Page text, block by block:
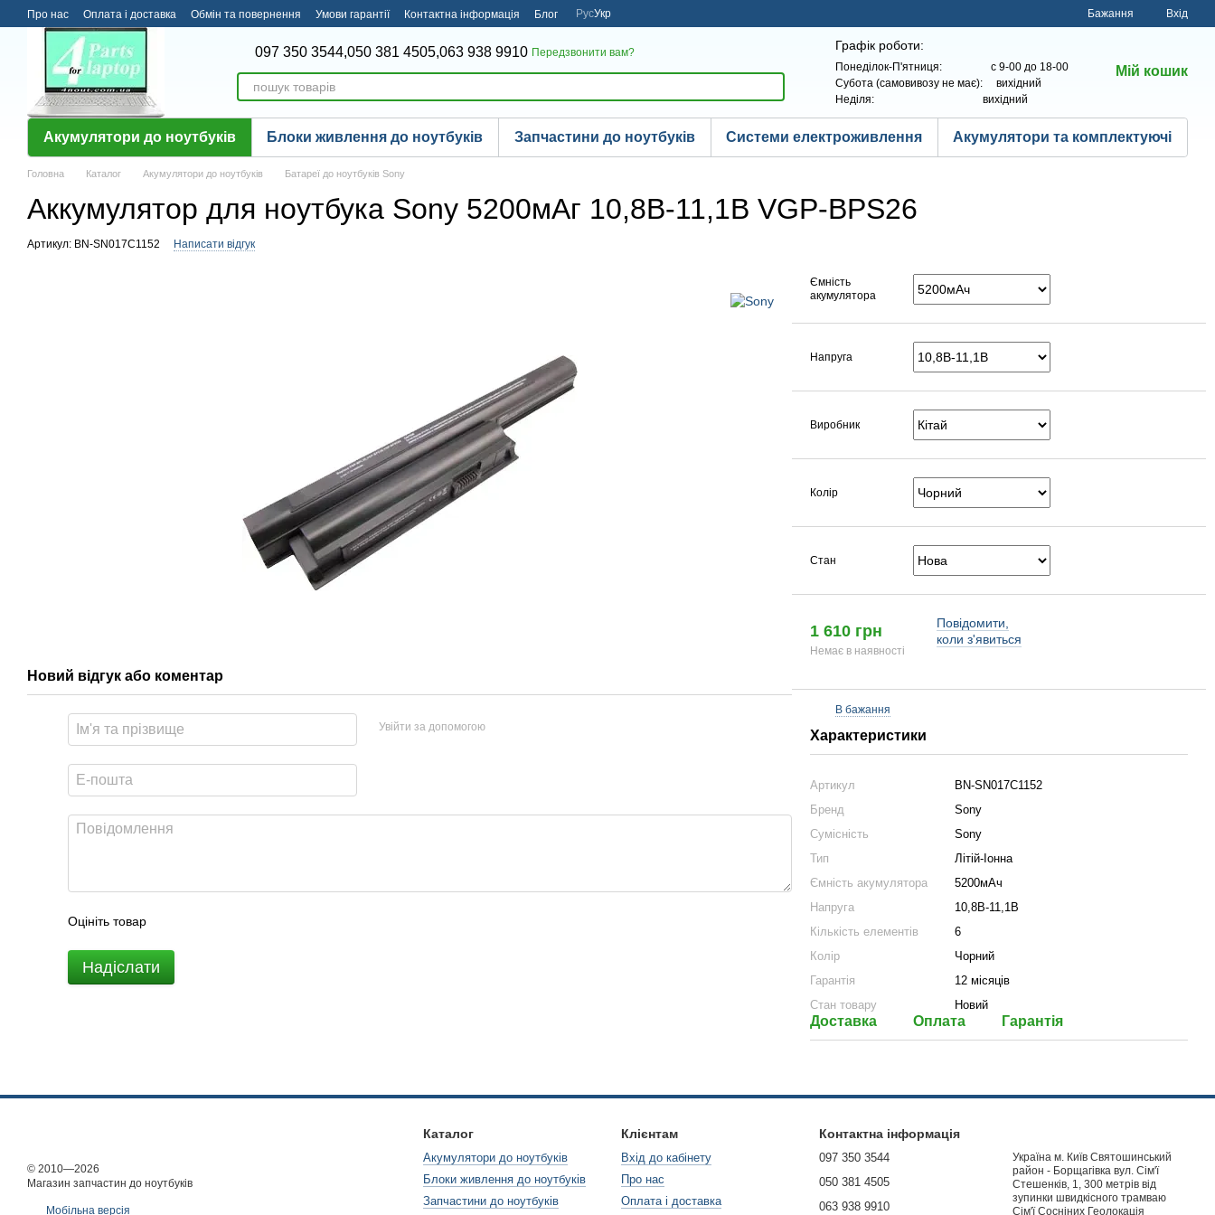
Перейти до основного контенту
Про нас Оплата і доставка Обмін та повернення Умови гарантії Контактна інформація Блог РусУкр Бажання Вхід
097 350 3544,050 381 4505,063 938 9910 Передзвонити вам? Графік роботи:
Понеділок-П'ятниця: с 9-00 до 18-00
Субота (самовивозу не має): вихідний
Неділя: вихідний
Мій кошик
Акумулятори до ноутбуків Блоки живлення до ноутбуків Запчастини до ноутбуків Системи електроживлення Акумулятори та комплектуючі
Головна Каталог Акумулятори до ноутбуків Батареї до ноутбуків Sony
Аккумулятор для ноутбука Sony 5200мАг 10,8В-11,1В VGP-BPS26
Артикул: BN-SN017C1152 Написати відгук
Новий відгук або коментар
Увійти за допомогою
Оцініть товар
Надіслати
Ємність
акумулятора
Напруга
Виробник
Колір
Стан
1 610 грн
Немає в наявності
Повідомити,
коли з'явиться
В бажання
Характеристики
Артикул
BN-SN017C1152
Бренд
Sony
Сумісність
Sony
Тип
Літій-Іонна
Ємність акумулятора
5200мАч
Напруга
10,8В-11,1В
Кількість елементів
6
Колір
Чорний
Гарантія
12 місяців
Стан товару
Новий
Доставка Оплата Гарантія
© 2010—2026
Магазин запчастин до ноутбуків
Мобільна версія
Каталог
Акумулятори до ноутбуків
Блоки живлення до ноутбуків
Запчастини до ноутбуків
Клієнтам
Вхід до кабінету
Про нас
Оплата і доставка
Контактна інформація
097 350 3544
050 381 4505
063 938 9910
Україна м. Київ Святошинський
район - Борщагівка вул. Сім'ї
Стешенків, 1, 300 метрів від
зупинки швидкісного трамваю
Сім'ї Сосніних Геолокація